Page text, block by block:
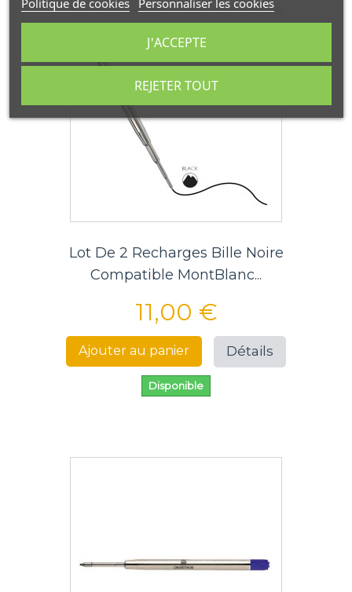
Lot De 2 Recharges Bille Noire
Compatible MontBlanc...
11,00 €
Ajouter au panier Détails
Disponible
Politique de cookies Personnaliser les cookies
REJETER TOUT
J'ACCEPTE